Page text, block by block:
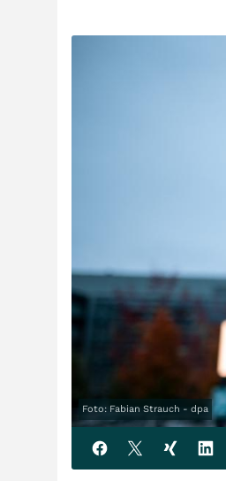
Foto: Fabian Strauch - dpa